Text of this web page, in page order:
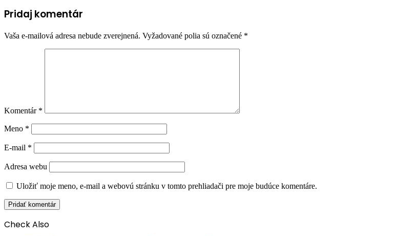
Pridaj komentár
Vaša e-mailová adresa nebude zverejnená. Vyžadované polia sú označené *
Komentár *
Meno *
E-mail *
Adresa webu
Uložiť moje meno, e-mail a webovú stránku v tomto prehliadači pre moje budúce komentáre.
Check Also